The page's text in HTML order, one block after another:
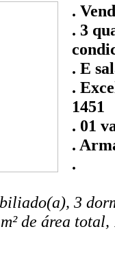
.
. 3
. E
.
1451
. 01
.
.
3
de área